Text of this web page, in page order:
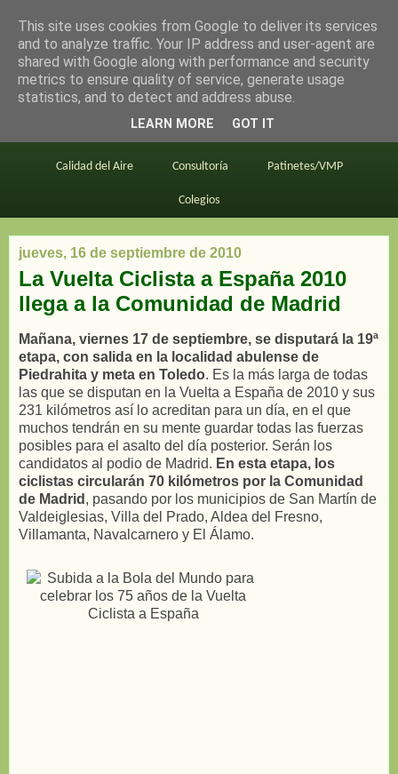
en bici por madrid
Este blog BiciMAD Primeros consejos
Calidad del Aire Consultoría Patinetes/VMP
Colegios
jueves, 16 de septiembre de 2010
La Vuelta Ciclista a España 2010
llega a la Comunidad de Madrid
Mañana, viernes 17 de septiembre, se disputará la 19ª
etapa, con salida en la localidad abulense de
Piedrahita y meta en Toledo. Es la más larga de todas
las que se disputan en la Vuelta a España de 2010 y sus
231 kilómetros así lo acreditan para un día, en el que
muchos tendrán en su mente guardar todas las fuerzas
posibles para el asalto del día posterior. Serán los
candidatos al podio de Madrid. En esta etapa, los
ciclistas circularán 70 kilómetros por la Comunidad
de Madrid , pasando por los municipios de San Martín de
Valdeiglesias, Villa del Prado, Aldea del Fresno,
Villamanta, Navalcarnero y El Álamo.
This site uses cookies from Google to deliver its services
and to analyze traffic. Your IP address and user-agent are
shared with Google along with performance and security
metrics to ensure quality of service, generate usage
statistics, and to detect and address abuse.
LEARN MORE GOT IT